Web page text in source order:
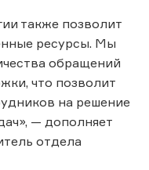
также позволит
ресурсы. Мы
обращений
что позволит
на решение
— дополняет
отдела